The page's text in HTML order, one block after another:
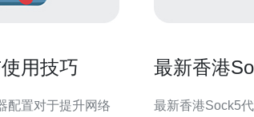
用技巧
配置对于提升网络
最新香港
最新香港Sock5代理服务器地